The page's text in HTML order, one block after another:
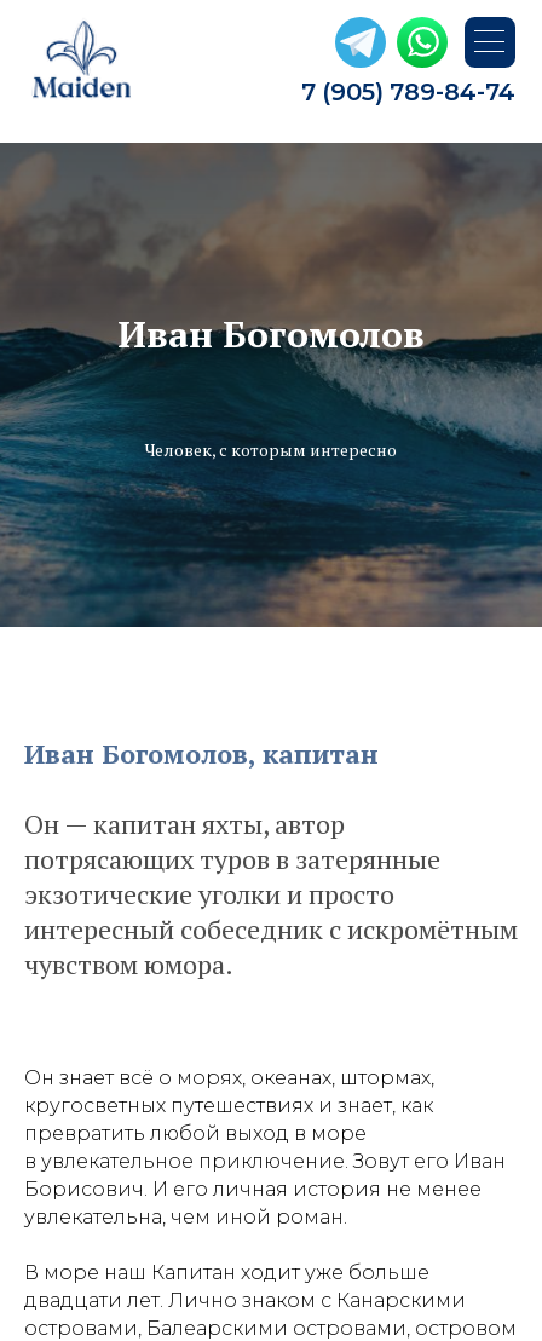
7 (905) 789-84-74
Иван Богомолов
Человек, с которым интересно
Иван Богомолов, капитан
Он — капитан яхты, автор
потрясающих туров в затерянные
экзотические уголки и просто
интересный собеседник с искромётным
чувством юмора.
Он знает всё о морях, океанах, штормах,
кругосветных путешествиях и знает, как
превратить любой выход в море
в увлекательное приключение. Зовут его Иван
Борисович. И его личная история не менее
увлекательна, чем иной роман.
В море наш Капитан ходит уже больше
двадцати лет. Лично знаком с Канарскими
островами, Балеарскими островами, островом